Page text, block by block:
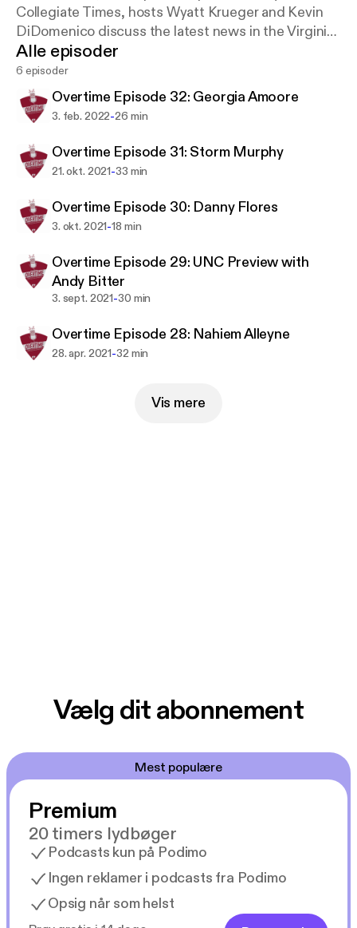
Collegiate Times, hosts Wyatt Krueger and Kevin
DiDomenico discuss the latest news in the Virginia
Tech sports world. Tune in every other week for new
episodes.
Alle episoder
6 episoder
Overtime Episode 32: Georgia Amoore
3. feb. 2022-26 min
Overtime Episode 31: Storm Murphy
21. okt. 2021-33 min
Overtime Episode 30: Danny Flores
3. okt. 2021-18 min
Overtime Episode 29: UNC Preview with
Andy Bitter
3. sept. 2021-30 min
Overtime Episode 28: Nahiem Alleyne
28. apr. 2021-32 min
Vis mere
Vælg dit abonnement
Mest populære
Premium
20 timers lydbøger
Podcasts kun på Podimo
Ingen reklamer i podcasts fra Podimo
Opsig når som helst